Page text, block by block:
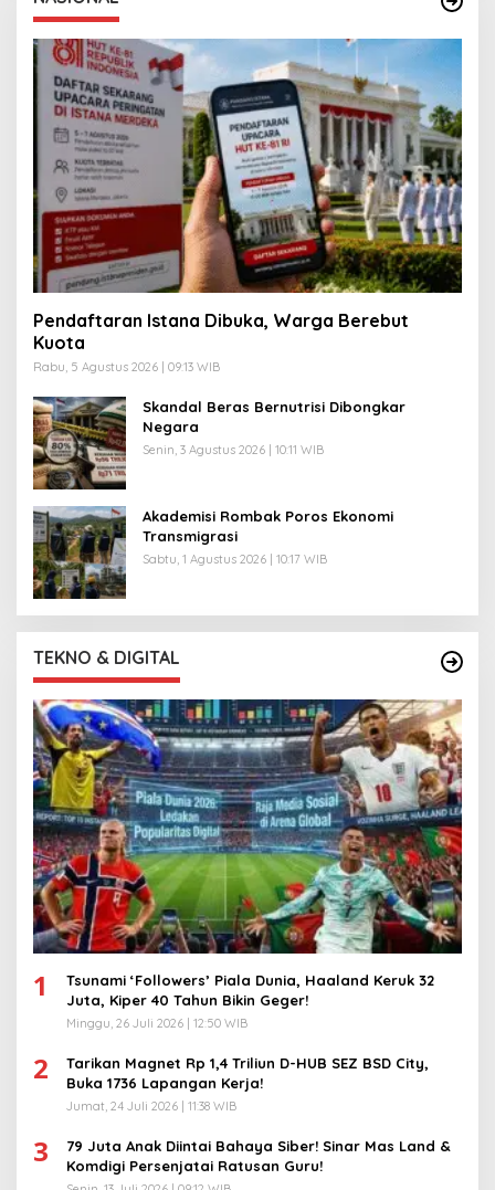
Pendaftaran Istana Dibuka, Warga Berebut
Kuota
Rabu, 5 Agustus 2026 | 09:13 WIB
Skandal Beras Bernutrisi Dibongkar
Negara
Senin, 3 Agustus 2026 | 10:11 WIB
Akademisi Rombak Poros Ekonomi
Transmigrasi
Sabtu, 1 Agustus 2026 | 10:17 WIB
TEKNO & DIGITAL
1
Tsunami ‘Followers’ Piala Dunia, Haaland Keruk 32
Juta, Kiper 40 Tahun Bikin Geger!
Minggu, 26 Juli 2026 | 12:50 WIB
2
Tarikan Magnet Rp 1,4 Triliun D-HUB SEZ BSD City,
Buka 1736 Lapangan Kerja!
Jumat, 24 Juli 2026 | 11:38 WIB
3
79 Juta Anak Diintai Bahaya Siber! Sinar Mas Land &
Komdigi Persenjatai Ratusan Guru!